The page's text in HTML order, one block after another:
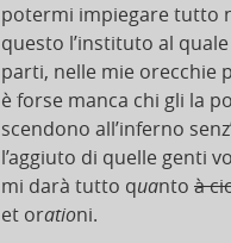
potermi impiegare tutto
questo l’instituto al quale
parti, nelle mie orecchie
è forse manca chi gli la
scendono all’inferno
l’aggiuto di quelle genti
mi darà tutto quanto à
et orationi.